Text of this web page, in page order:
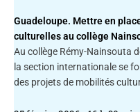
Guadeloupe. Mettre en
culturelles au collège
Au collège Rémy-Nainsouta
la section internationale se
des projets de mobilités